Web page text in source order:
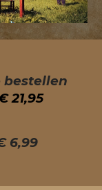
21,95
6,99